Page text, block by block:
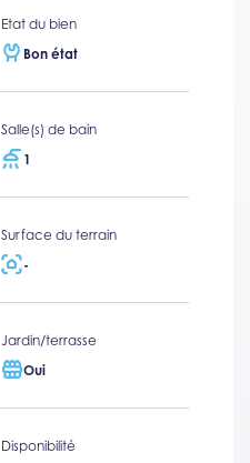
Etat du bien
Bon état
Salle(s) de bain
1
Surface du terrain
-
Jardin/terrasse
Oui
Disponibilité